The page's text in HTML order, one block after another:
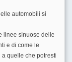
automobili si
linee sinuose delle
e di come le
quelle che potresti